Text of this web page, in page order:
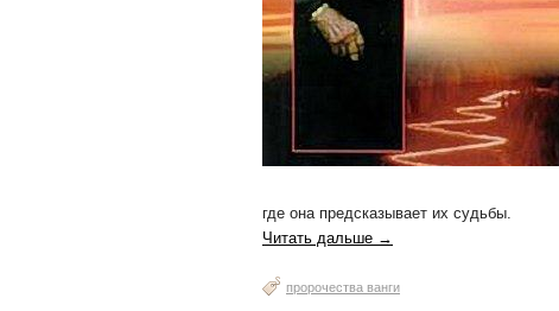
где она предсказывает их судьбы.
Читать дальше →
пророчества ванги